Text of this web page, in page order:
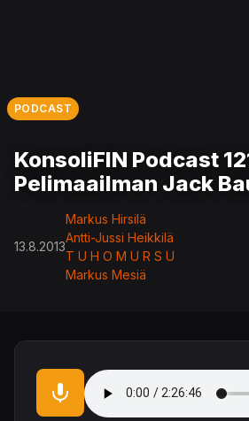
PODCAST
KonsoliFIN Podcast
Pelimaailman Jack
13.8.2013
Markus Hirsilä
Antti-Jussi Heikkilä
T U H O M U R S U
Markus Mesiä
Audio file